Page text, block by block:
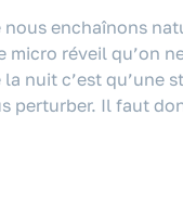
enchaînons
micro réveil qu’on
nuit c’est qu’une
perturber. Il faut